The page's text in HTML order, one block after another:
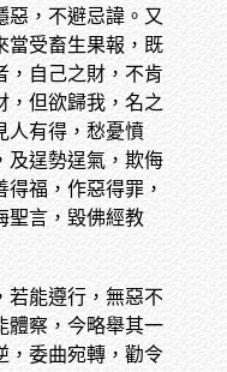
惡，不避忌諱。又
當受畜生果報，既
，自己之財，不肯
，但欲歸我，名之
人有得，愁憂憤
及逞勢逞氣，欺侮
福，作惡得罪，
聖言，毀佛經教
若能遵行，無惡不
體察，今略舉其一
，委曲宛轉，勸令